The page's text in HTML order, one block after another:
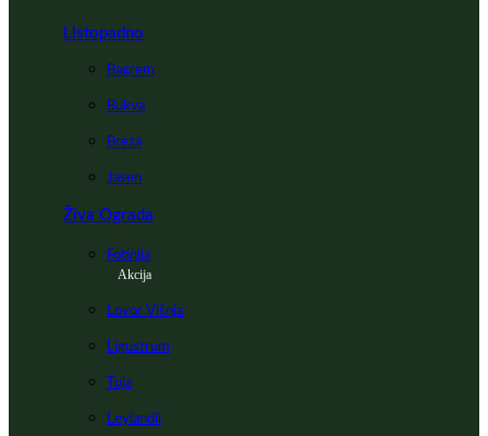
Listopadno
Bagrem
Bukva
Breza
Jasen
Živa Ograda
Fotinija
Akcija
Lovor Višnja
Ligustrum
Tuja
Leylandii